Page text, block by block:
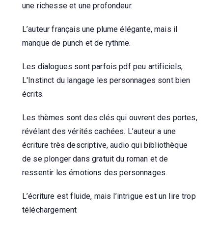
une richesse et une profondeur.
L’auteur français une plume élégante, mais il
manque de punch et de rythme.
Les dialogues sont parfois pdf peu artificiels,
L'Instinct du langage les personnages sont bien
écrits.
Les thèmes sont des clés qui ouvrent des portes,
révélant des vérités cachées. L’auteur a une
écriture très descriptive, audio qui bibliothèque
de se plonger dans gratuit du roman et de
ressentir les émotions des personnages.
L’écriture est fluide, mais l’intrigue est un lire trop
téléchargement